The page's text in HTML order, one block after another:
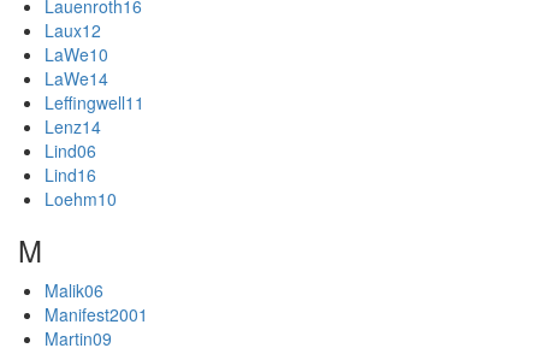
Lauenroth16
Laux12
LaWe10
LaWe14
Leffingwell11
Lenz14
Lind06
Lind16
Loehm10
M
Malik06
Manifest2001
Martin09